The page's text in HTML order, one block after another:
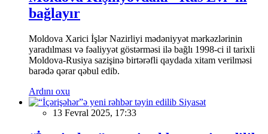
bağlayır
Moldova Xarici İşlər Nazirliyi mədəniyyət mərkəzlərinin
yaradılması və fəaliyyət göstərməsi ilə bağlı 1998-ci il tarixli
Moldova-Rusiya sazişinə birtərəfli qaydada xitam verilməsi
barədə qərar qəbul edib.
Ardını oxu
Siyasət
13 Fevral 2025, 17:33